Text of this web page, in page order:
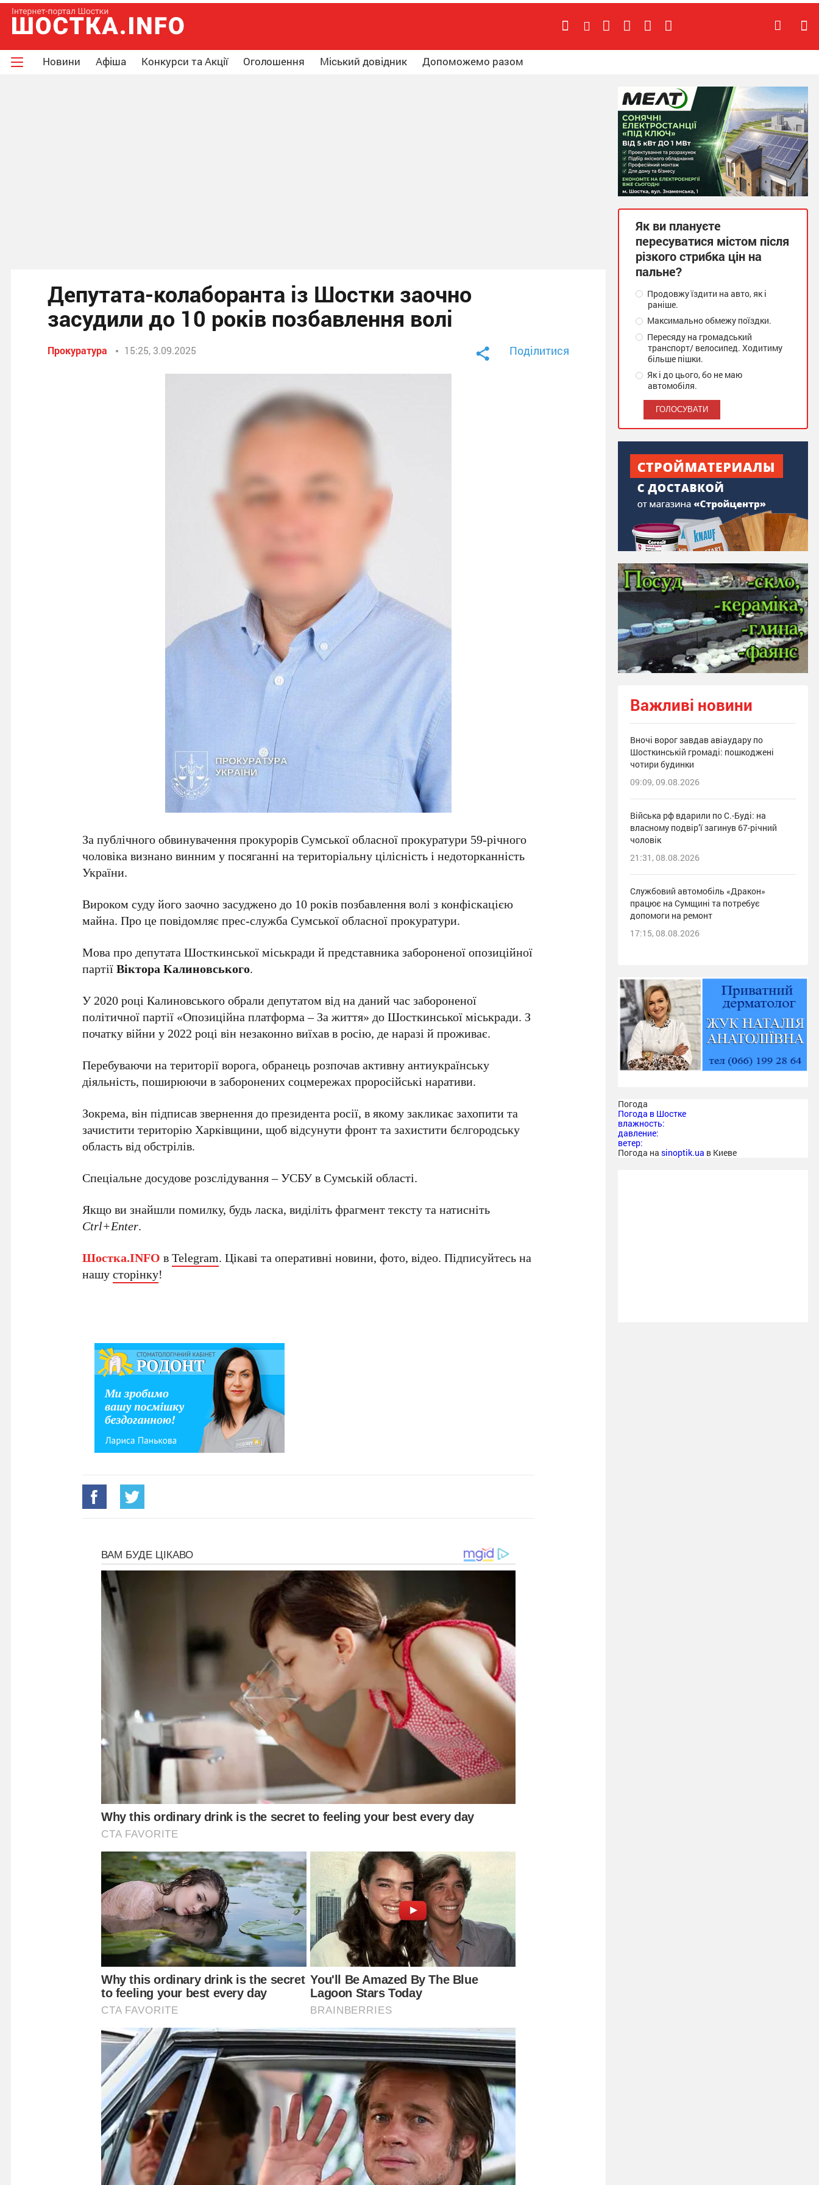
Новини Афіша Конкурси та Акції Оголошення Міський довідник Допоможемо разом
Депутата-колаборанта із Шостки заочно
засудили до 10 років позбавлення волі
Прокуратура 15:25, 3.09.2025 Поділитися
За публічного обвинувачення прокурорів Сумської обласної прокуратури 59-річного
чоловіка визнано винним у посяганні на територіальну цілісність і недоторканність
України.
Вироком суду його заочно засуджено до 10 років позбавлення волі з конфіскацією
майна. Про це повідомляє прес-служба Сумської обласної прокуратури.
Мова про депутата Шосткинської міськради й представника забороненої опозиційної
партіїВіктора Калиновського.
У 2020 році Калиновського обрали депутатом від на даний час забороненої
політичної партії «Опозиційна платформа – За життя» до Шосткинської міськради. З
початку війни у 2022 році він незаконно виїхав в росію, де наразі й проживає.
Перебуваючи на території ворога, обранець розпочав активну антиукраїнську
діяльність, поширюючи в заборонених соцмережах проросійські наративи.
Зокрема, він підписав звернення до президента росії, в якому закликає захопити та
зачистити територію Харківщини, щоб відсунути фронт та захистити бєлгородську
область від обстрілів.
Спеціальне досудове розслідування – УСБУ в Сумській області.
Якщо ви знайшли помилку, будь ласка, виділіть фрагмент тексту та натисніть
Ctrl+Enter.
Шостка.INFO вTelegram. Цікаві та оперативні новини, фото, відео. Підписуйтесь на
нашусторінку!
Як ви плануєте
пересуватися містом після
різкого стрибка цін на
пальне?
Продовжу їздити на авто, як і
раніше.
Максимально обмежу поїздки.
Пересяду на громадський
транспорт/ велосипед. Ходитиму
більше пішки.
Як і до цього, бо не маю
автомобіля.
Важливі новини
Вночі ворог завдав авіаудару по
Шосткинській громаді: пошкоджені
чотири будинки
09:09, 09.08.2026
Війська рф вдарили по С.-Буді: на
власному подвір’ї загинув 67-річний
чоловік
21:31, 08.08.2026
Службовий автомобіль «Дракон»
працює на Сумщині та потребує
допомоги на ремонт
17:15, 08.08.2026
Погода
Погода в Шостке
влажность:
давление:
ветер:
Погода на sinoptik.ua в Киеве